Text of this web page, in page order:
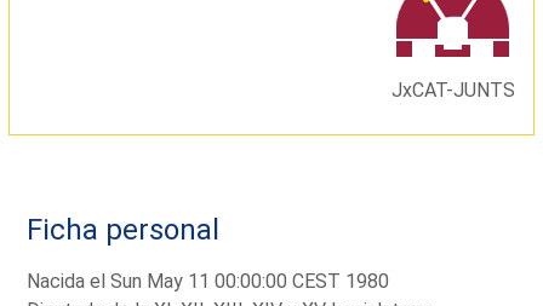
JxCAT-JUNTS
Ficha personal
Nacida el Sun May 11 00:00:00 CEST 1980